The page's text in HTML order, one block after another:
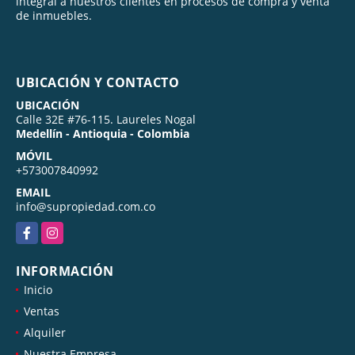
de inmuebles.
UBICACIÓN Y CONTACTO
UBICACIÓN
Calle 32E #76-115. Laureles Nogal
Medellín - Antioquia - Colombia
MÓVIL
+573007840992
EMAIL
info@supropiedad.com.co
FacebookInstagram
INFORMACIÓN
Inicio
Ventas
Alquiler